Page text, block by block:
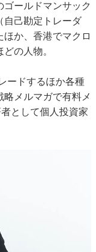
ールドマンサック
自己勘定トレーダ
か、香港でマクロ
の人物。
ードするほか各種
メルマガで有料メ
として個人投資家